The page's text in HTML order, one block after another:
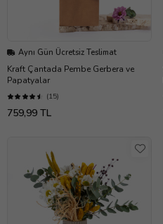
Aynı Gün Ücretsiz Teslimat
Kraft Çantada Pembe Gerbera ve
Papatyalar
(15)
759,99 TL